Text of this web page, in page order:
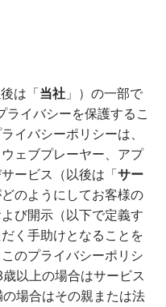
は「当社 」）の一部で
イバシーを保護するこ
イバシーポリシーは、
ェブプレーヤー、アプ
ービス（以後は「サー
のようにしてお客様の
び開示（以下で定義す
く手助けとなることを
のプライバシーポリシ
以上の場合はサービス
場合はその親または法